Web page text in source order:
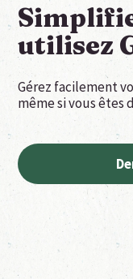
utilisez
Gérez facilement
même si vous êtes